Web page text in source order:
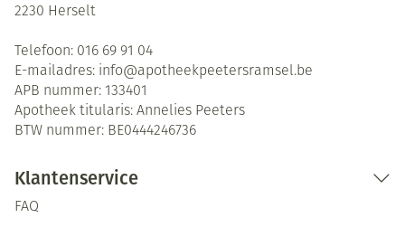
2230 Herselt
Telefoon: 016 69 91 04
E-mailadres: info@apotheekpeetersramsel.be
APB nummer: 133401
Apotheek titularis: Annelies Peeters
BTW nummer: BE0444246736
Klantenservice
FAQ